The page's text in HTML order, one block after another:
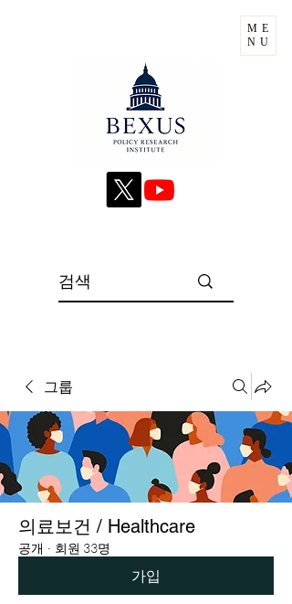
ME
NU
그룹
의료보건 / Healthcare
공개 · 회원 33명
가입